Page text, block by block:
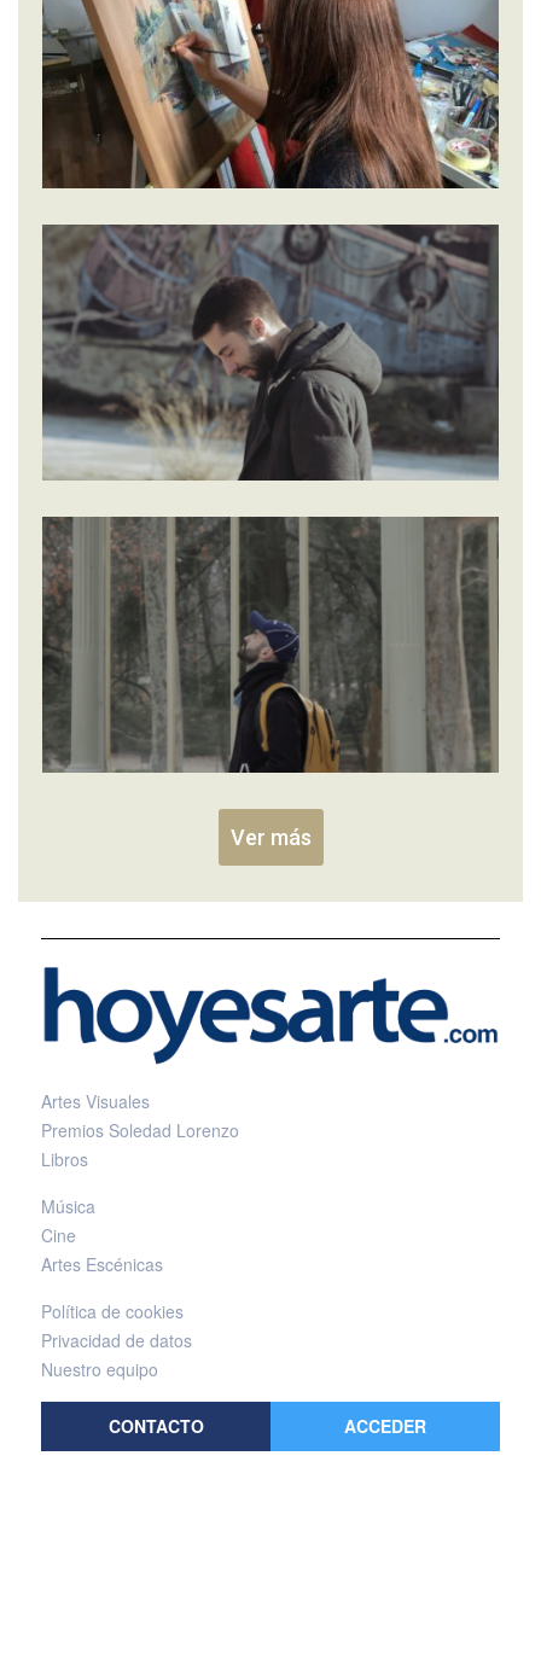
Ver más
Artes Visuales
Premios Soledad Lorenzo
Libros
Música
Cine
Artes Escénicas
Política de cookies
Privacidad de datos
Nuestro equipo
CONTACTO ACCEDER